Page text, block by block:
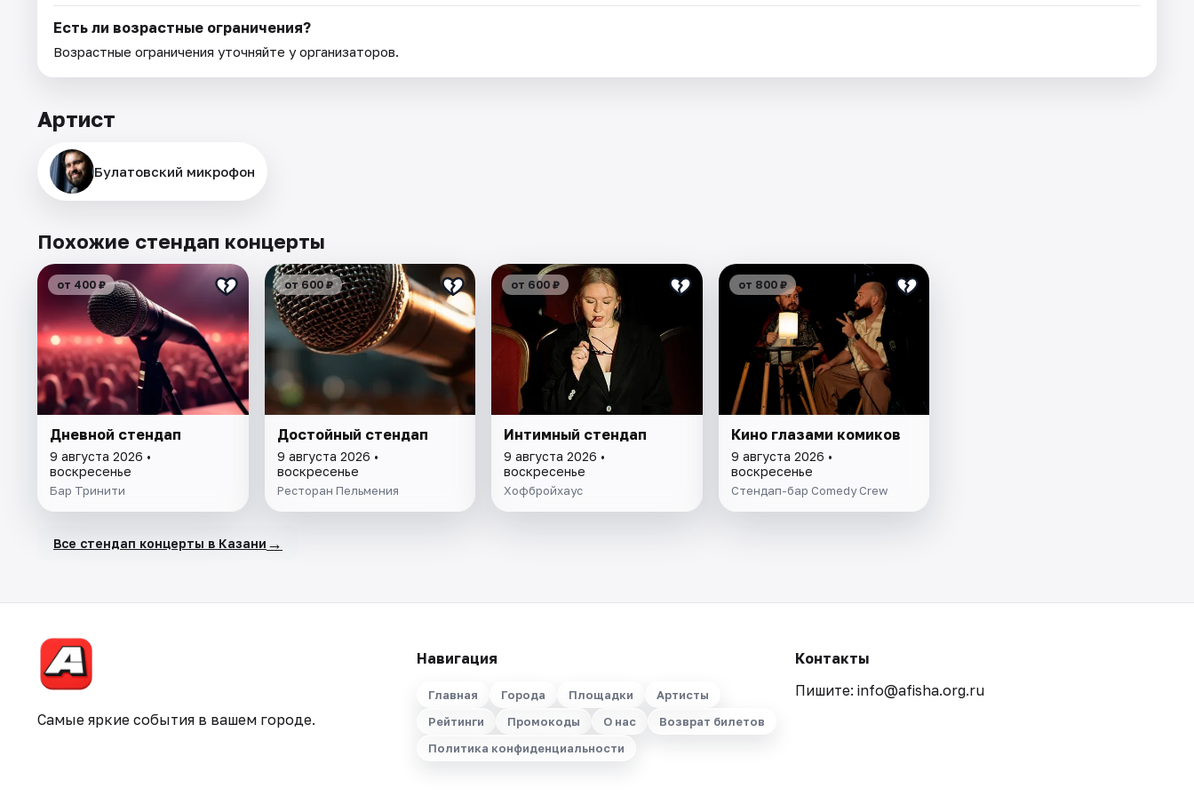
Есть ли возрастные ограничения?
Возрастные ограничения уточняйте у организаторов.
Артист
Булатовский микрофон
Похожие стендап концерты
от 400 ₽
Дневной стендап
9 августа 2026 •
воскресенье
Бар Тринити
от 600 ₽
Достойный стендап
9 августа 2026 •
воскресенье
Ресторан Пельмения
от 600 ₽
Интимный стендап
9 августа 2026 •
воскресенье
Хофбройхаус
от 800 ₽
Кино глазами комиков
9 августа 2026 •
воскресенье
Стендап-бар Comedy Crew
Все стендап концерты в Казани →
Самые яркие события в вашем городе.
Навигация
Главная Города Площадки
Артисты
Рейтинги
Промокоды О нас
Возврат билетов
Политика конфиденциальности
Контакты
Пишите: info@afisha.org.ru